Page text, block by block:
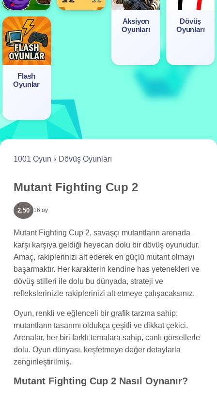
Aksiyon
Oyunları
Dövüş
Oyunları
Flash
Oyunlar
1001 Oyun Dövüş Oyunları
Mutant Fighting Cup 2
2.50 16 oy
Mutant Fighting Cup 2, savaşçı mutantların arenada
karşı karşıya geldiği heyecan dolu bir dövüş oyunudur.
Amaç, rakiplerinizi alt ederek en güçlü mutant olmayı
başarmaktır. Her karakterin kendine has yetenekleri ve
dövüş stilleri ile dolu bu dünyada, strateji ve
reflekslerinizle rakiplerinizi alt etmeye çalışacaksınız.
Oyun, renkli ve eğlenceli bir grafik tarzına sahip;
mutantların tasarımı oldukça çeşitli ve dikkat çekici.
Arenalar, her biri farklı temalara sahip, canlı görsellerle
dolu. Oyun dünyası, keşfetmeye değer detaylarla
zenginleştirilmiş.
Mutant Fighting Cup 2 Nasıl Oynanır?